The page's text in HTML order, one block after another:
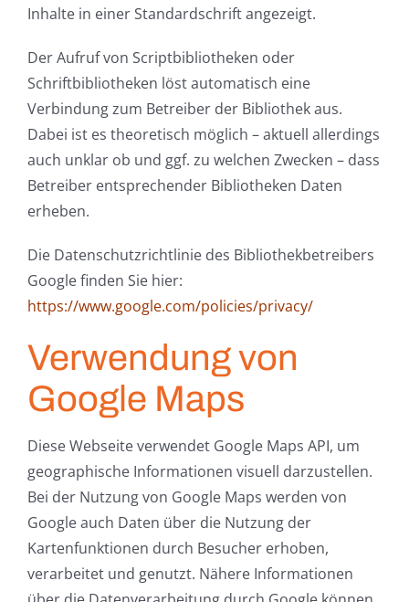
Inhalte in einer Standardschrift angezeigt.
Der Aufruf von Scriptbibliotheken oder
Schriftbibliotheken löst automatisch eine
Verbindung zum Betreiber der Bibliothek aus.
Dabei ist es theoretisch möglich – aktuell allerdings
auch unklar ob und ggf. zu welchen Zwecken – dass
Betreiber entsprechender Bibliotheken Daten
erheben.
Die Datenschutzrichtlinie des Bibliothekbetreibers
Google finden Sie hier:
https://www.google.com/policies/privacy/
Verwendung von
Google Maps
Diese Webseite verwendet Google Maps API, um
geographische Informationen visuell darzustellen.
Bei der Nutzung von Google Maps werden von
Google auch Daten über die Nutzung der
Kartenfunktionen durch Besucher erhoben,
verarbeitet und genutzt. Nähere Informationen